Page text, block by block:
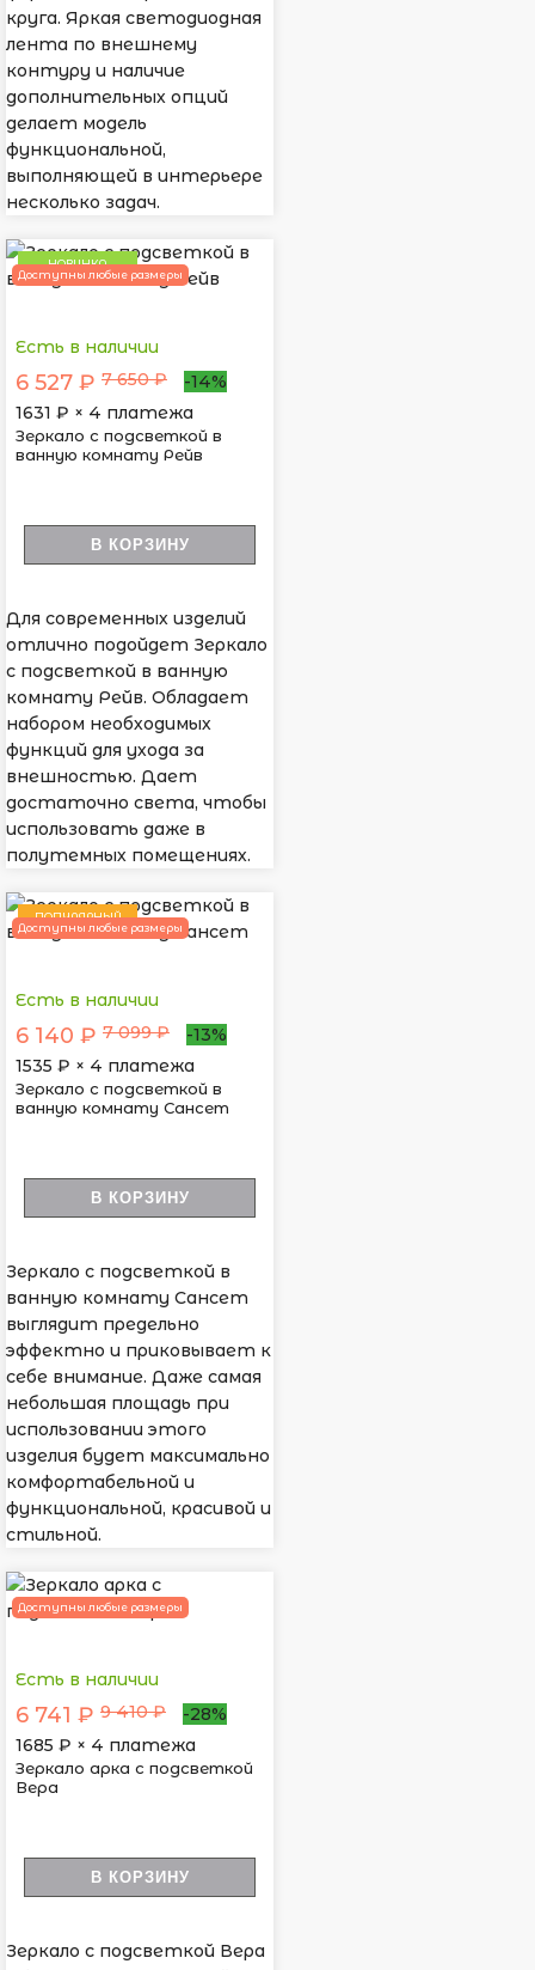
круга. Яркая светодиодная
лента по внешнему
контуру и наличие
дополнительных опций
делает модель
функциональной,
выполняющей в интерьере
несколько задач.
НОВИНКА
Доступны любые размеры
Есть в наличии
6 527 ₽ 7 650 ₽
-14%
1631 ₽ × 4 платежа
Зеркало с подсветкой в
ванную комнату Рейв
В КОРЗИНУ
Для современных изделий
отлично подойдет Зеркало
с подсветкой в ванную
комнату Рейв. Обладает
набором необходимых
функций для ухода за
внешностью. Дает
достаточно света, чтобы
использовать даже в
полутемных помещениях.
ПОПУЛЯРНЫЙ
Доступны любые размеры
Есть в наличии
6 140 ₽ 7 099 ₽
-13%
1535 ₽ × 4 платежа
Зеркало с подсветкой в
ванную комнату Сансет
В КОРЗИНУ
Зеркало с подсветкой в
ванную комнату Сансет
выглядит предельно
эффектно и приковывает к
себе внимание. Даже самая
небольшая площадь при
использовании этого
изделия будет максимально
комфортабельной и
функциональной, красивой и
стильной.
Доступны любые размеры
Есть в наличии
6 741 ₽ 9 410 ₽
-28%
1685 ₽ × 4 платежа
Зеркало арка с подсветкой
Вера
В КОРЗИНУ
Зеркало с подсветкой Вера